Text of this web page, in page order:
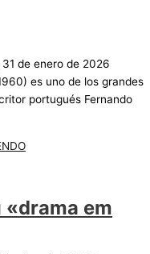
de enero de 2026
es uno de los grandes
portugués Fernando
«drama em